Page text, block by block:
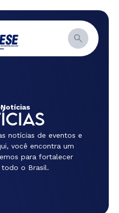
Notícias
notícias de eventos e
você encontra um
para fortalecer
o Brasil.